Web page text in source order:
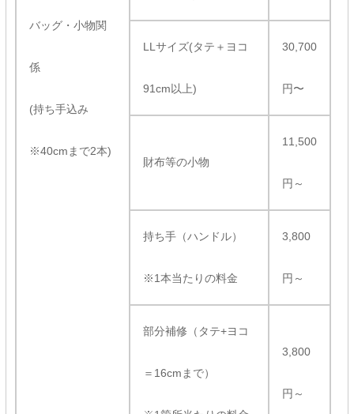
バッグ・小物関
係
(持ち手込み
※40cmまで2本)
LLサイズ(タテ＋ヨコ
91cm以上)
30,700
円〜
財布等の小物
11,500
円～
持ち手（ハンドル）
※1本当たりの料金
3,800
円～
部分補修（タテ+ヨコ
＝16cmまで）
3,800
円～